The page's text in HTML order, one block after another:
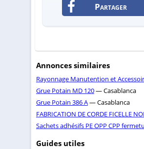
Partager
Annonces similaires
Rayonnage Manutention et
Grue Potain MD 120— Casablanca
Grue Potain 386 A— Casablanca
FABRICATION DE CORDE FICELLE
Sachets adhésifs PE OPP CPP
Guides utiles